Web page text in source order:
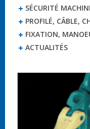
SÉCURITÉ
PROFILÉ, CÂBLE,
FIXATION,
ACTUALITÉS